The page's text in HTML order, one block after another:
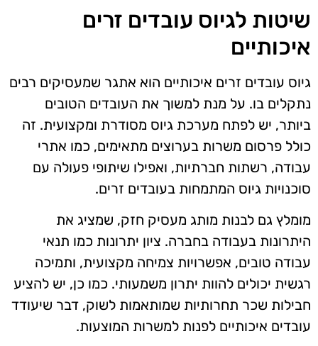
שיטות לגיוס עובדים זרים
איכותיים
גיוס עובדים זרים איכותיים הוא אתגר שמעסיקים רבים
נתקלים בו. על מנת למשוך את העובדים הטובים
ביותר, יש לפתח מערכת גיוס מסודרת ומקצועית. זה
כולל פרסום משרות בערוצים מתאימים, כמו אתרי
עבודה, רשתות חברתיות, ואפילו שיתופי פעולה עם
סוכנויות גיוס המתמחות בעובדים זרים.
מומלץ גם לבנות מותג מעסיק חזק, שמציג את
היתרונות בעבודה בחברה. ציון יתרונות כמו תנאי
עבודה טובים, אפשרויות צמיחה מקצועית, ותמיכה
רגשית יכולים להוות יתרון משמעותי. כמו כן, יש להציע
חבילות שכר תחרותיות שמותאמות לשוק, דבר שיעודד
עובדים איכותיים לפנות למשרות המוצעות.